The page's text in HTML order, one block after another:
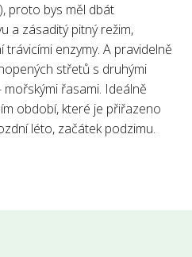
proto bys měl dbát
a zásaditý pitný režim,
trávicími enzymy. A pravidelně
střetů s druhými
mořskými řasami. Ideálně
období, které je přiřazeno
léto, začátek podzimu.